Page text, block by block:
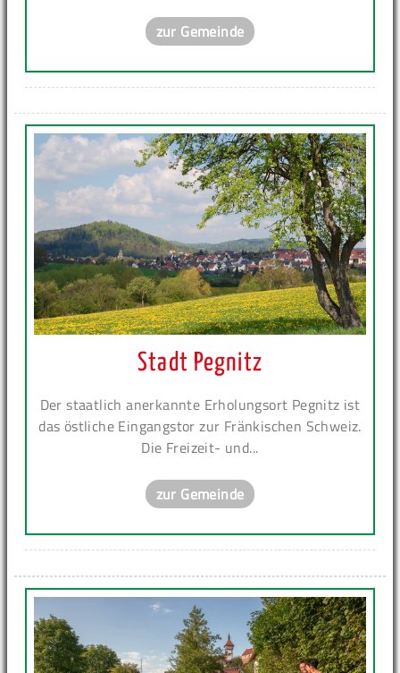
zur Gemeinde
Stadt Pegnitz
Der staatlich anerkannte Erholungsort Pegnitz ist
das östliche Eingangstor zur Fränkischen Schweiz.
Die Freizeit- und...
zur Gemeinde